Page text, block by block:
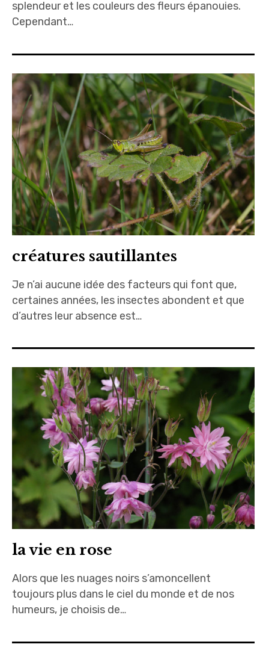
splendeur et les couleurs des fleurs épanouies.
Cependant…
créatures sautillantes
Je n’ai aucune idée des facteurs qui font que,
certaines années, les insectes abondent et que
d’autres leur absence est…
la vie en rose
Alors que les nuages noirs s’amoncellent
toujours plus dans le ciel du monde et de nos
humeurs, je choisis de…